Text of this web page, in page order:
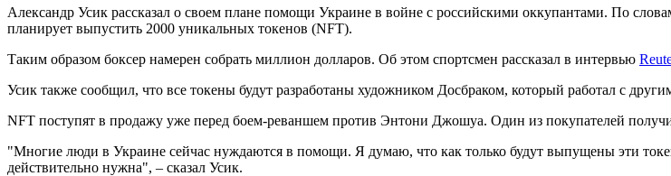
Александр Усик рассказал о своем плане помощи Украине в войне с российскими оккупантами. По
планирует выпустить 2000 уникальных токенов (NFT).
Таким образом боксер намерен собрать миллион долларов. Об этом спортсмен рассказал в интервью
Усик также сообщил, что все токены будут разработаны художником Досбраком, который работал с
NFT поступят в продажу уже перед боем-реваншем против Энтони Джошуа. Один из покупателей
"Многие люди в Украине сейчас нуждаются в помощи. Я думаю, что как только будут выпущены эти
действительно нужна", – сказал Усик.